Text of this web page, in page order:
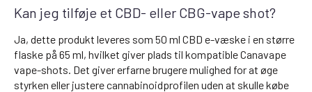
Kan jeg tilføje et CBD- eller CBG-vape shot?
Ja, dette produkt leveres som 50 ml CBD e-væske i en større
flaske på 65 ml, hvilket giver plads til kompatible Canavape
vape-shots. Det giver erfarne brugere mulighed for at øge
styrken eller justere cannabinoidprofilen uden at skulle købe